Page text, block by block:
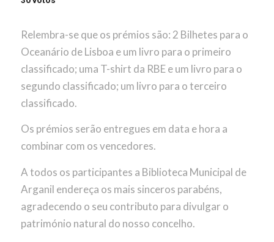
Relembra-se que os prémios são: 2 Bilhetes para o
Oceanário de Lisboa e um livro para o primeiro
classificado; uma T-shirt da RBE e um livro para o
segundo classificado; um livro para o terceiro
classificado.
Os prémios serão entregues em data e hora a
combinar com os vencedores.
A todos os participantes a Biblioteca Municipal de
Arganil endereça os mais sinceros parabéns,
agradecendo o seu contributo para divulgar o
património natural do nosso concelho.